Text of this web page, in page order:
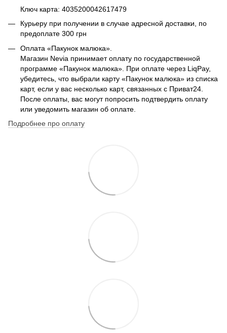
Ключ карта: 4035200042617479
Курьеру при получении в случае адресной доставки, по
предоплате 300 грн
Оплата «Пакунок малюка».
Магазин Nevia принимает оплату по государственной
программе «Пакунок малюка». При оплате через LiqPay,
убедитесь, что выбрали карту «Пакунок малюка» из списка
карт, если у вас несколько карт, связанных с Приват24.
После оплаты, вас могут попросить подтвердить оплату
или уведомить магазин об оплате.
Подробнее про оплату